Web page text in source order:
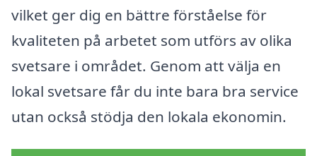
vilket ger dig en bättre förståelse för
kvaliteten på arbetet som utförs av olika
svetsare i området. Genom att välja en
lokal svetsare får du inte bara bra service
utan också stödja den lokala ekonomin.